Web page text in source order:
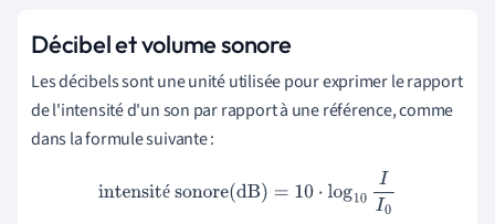
Décibel et volume sonore
Les décibels sont une unité utilisée pour exprimer le rapport
de l'intensité d'un son par rapport à une référence, comme
dans la formule suivante :
é
intensité sonore(dB)=10⋅log10II